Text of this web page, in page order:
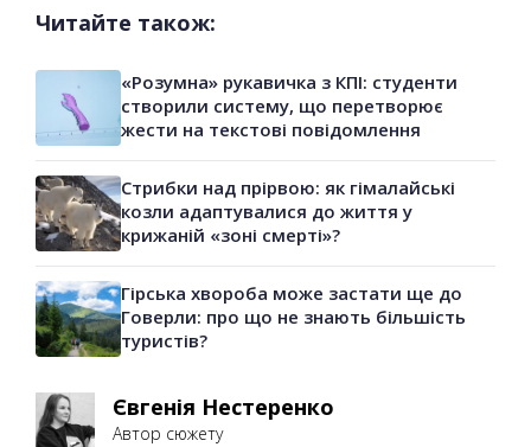
Читайте також:
«Розумна» рукавичка з КПІ: студенти
створили систему, що перетворює
жести на текстові повідомлення
Стрибки над прірвою: як гімалайські
козли адаптувалися до життя у
крижаній «зоні смерті»?
Гірська хвороба може застати ще до
Говерли: про що не знають більшість
туристів?
Євгенія Нестеренко
Автор сюжету